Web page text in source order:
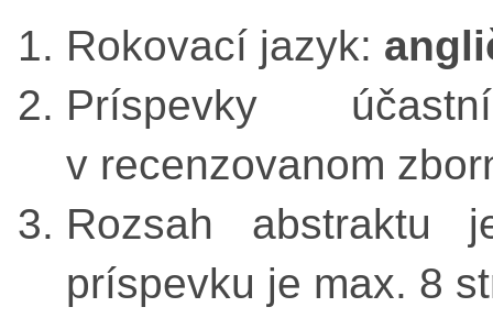
Rokovací jazyk:
Príspevky
v recenzovanom
Rozsah abstraktu
príspevku je max. 8